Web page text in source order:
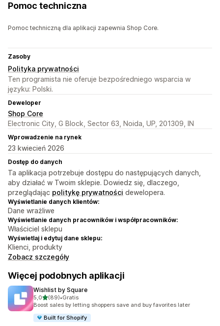
Pomoc techniczna
Pomoc techniczną dla aplikacji zapewnia Shop Core.
Zasoby
Polityka prywatności
Ten programista nie oferuje bezpośredniego wsparcia w
języku: Polski.
Deweloper
Shop Core
Electronic City, G Block, Sector 63, Noida, UP, 201309, IN
Wprowadzenie na rynek
23 kwiecień 2026
Dostęp do danych
Ta aplikacja potrzebuje dostępu do następujących danych,
aby działać w Twoim sklepie. Dowiedz się, dlaczego,
przeglądając politykę prywatności dewelopera.
Wyświetlanie danych klientów:
Dane wrażliwe
Wyświetlanie danych pracowników i współpracowników:
Właściciel sklepu
Wyświetlaj i edytuj dane sklepu:
Klienci, produkty
Zobacz szczegóły
Więcej podobnych aplikacji
Wishlist by Square
5,0na 5 gwiazdek
(89)
Łączna liczba recenzji: 89
•Gratis
Boost sales by letting shoppers save and buy favorites later
Built for Shopify